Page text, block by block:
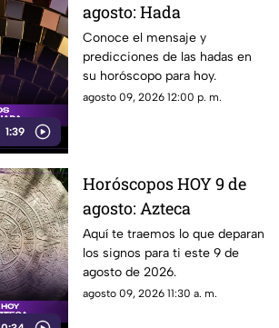
1:39
agosto: Hada
Conoce el mensaje y
predicciones de las hadas en
su horóscopo para hoy.
agosto 09, 2026 12:00 p. m.
Horóscopos HOY 9 de
agosto: Azteca
Aquí te traemos lo que deparan
los signos para ti este 9 de
agosto de 2026.
agosto 09, 2026 11:30 a. m.